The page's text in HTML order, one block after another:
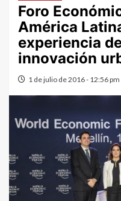
Foro
América
experiencia
innovación
1 de julio de 2016 - 12:56 pm